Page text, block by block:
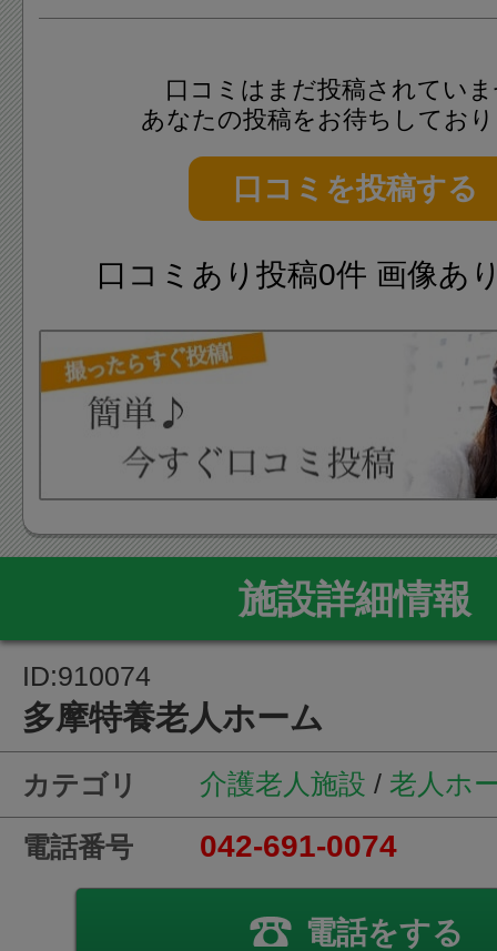
口コミはまだ投稿されてい
あなたの投稿をお待ちしてお
口コミを投稿する
口コミあり投稿0件 画像あ
施設詳細情報
ID:910074
多摩特養老人ホーム
カテゴリ 介護老人施設 / 老人ホ
電話番号 042-691-0074
電話をする